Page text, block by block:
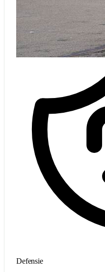
Defensie